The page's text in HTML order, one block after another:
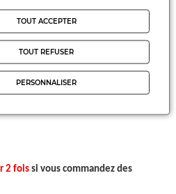
en ligne, plus
Pour ce faire, cliquez
2 fois si vous commandez des
TOUT ACCEPTER
TOUT REFUSER
PERSONNALISER